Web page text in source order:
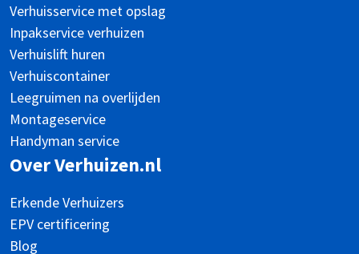
Verhuisservice met opslag
Inpakservice verhuizen
Verhuislift huren
Verhuiscontainer
Leegruimen na overlijden
Montageservice
Handyman service
Over Verhuizen.nl
Erkende Verhuizers
EPV certificering
Blog